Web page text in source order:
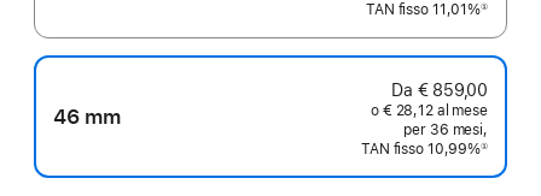
TAN fisso 11,01%①
46 mm
Da € 859,00
o € 28,12 al mese
per 36 mesi,
TAN fisso 10,99%①